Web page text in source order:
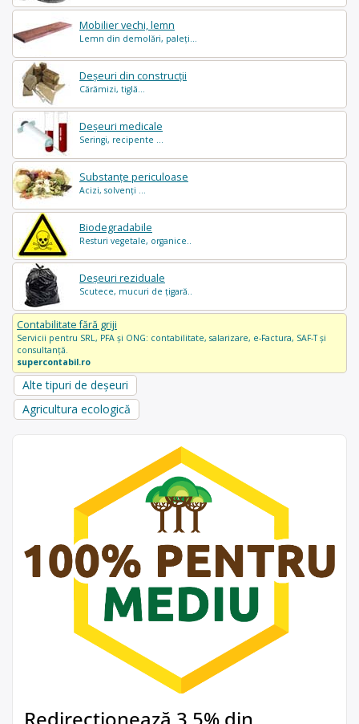
Mobilier vechi, lemn
Lemn din demolări, paleți...
Deșeuri din construcții
Cărămizi, tiglă...
Deșeuri medicale
Seringi, recipente ...
Substanțe periculoase
Acizi, solvenți ...
Biodegradabile
Resturi vegetale, organice..
Deșeuri reziduale
Scutece, mucuri de țigară..
Contabilitate fără griji
Servicii pentru SRL, PFA și ONG: contabilitate, salarizare, e-Factura, SAF-T și
consultanță.
supercontabil.ro
Alte tipuri de deșeuri
Agricultura ecologică